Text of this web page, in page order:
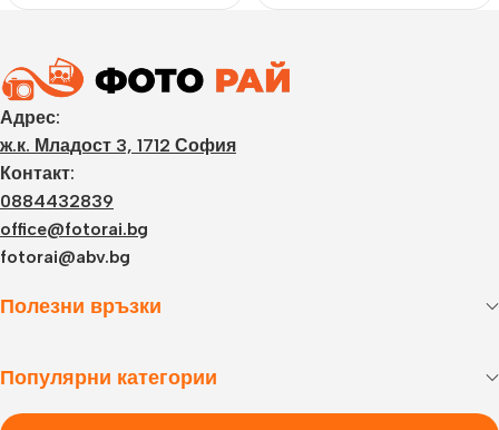
Адрес:
ж.к. Младост 3, 1712 София
Контакт:
0884432839
office@fotorai.bg
fotorai@abv.bg
Полезни връзки
Популярни категории